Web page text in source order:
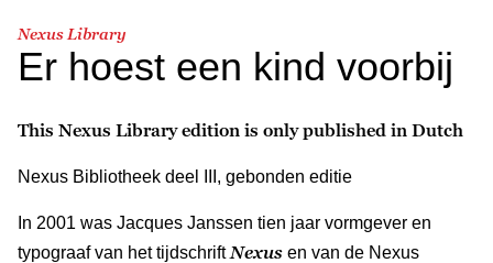
Nexus Library
Er hoest een kind voorbij
This Nexus Library edition is only published in Dutch
Nexus Bibliotheek deel III, gebonden editie
In 2001 was Jacques Janssen tien jaar vormgever en
typograaf van het tijdschrift Nexus en van de Nexus